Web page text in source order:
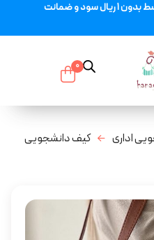
0
اداری کیف دانشجویی